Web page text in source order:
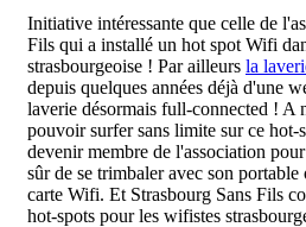
Initiative intéressante que celle de
Fils qui a installé un hot spot Wifi
strasbourgeoise ! Par ailleurs la
depuis quelques années déjà d'une
laverie désormais full-connected ! A
pouvoir surfer sans limite sur ce hot-
devenir membre de l'association
sûr de se trimbaler avec son
carte Wifi. Et Strasbourg Sans Fils
hot-spots pour les wifistes